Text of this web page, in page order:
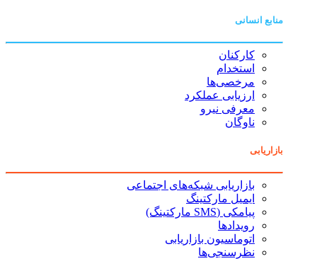
منابع انسانی
کارکنان
استخدام
مرخصی‌ها
ارزیابی عملکرد
معرفی نیرو
ناوگان
بازاریابی
بازاریابی شبکه‌های اجتماعی
ایمیل مارکتینگ
پیامکی (SMS مارکتینگ)
رویدادها
اتوماسیون بازاریابی
نظرسنجی‌ها